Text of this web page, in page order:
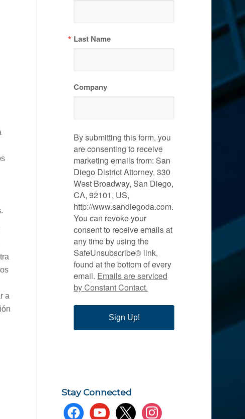
a
Last Name
Company
By submitting this form, you
are consenting to receive
marketing emails from: San
Diego District Attorney, 330
West Broadway, San Diego,
CA, 92101, US,
http://www.sandiegoda.com.
You can revoke your
consent to receive emails at
any time by using the
SafeUnsubscribe® link,
found at the bottom of every
email. Emails are serviced
by Constant Contact.
Sign Up!
Stay Connected
facebookyoutubex instagram